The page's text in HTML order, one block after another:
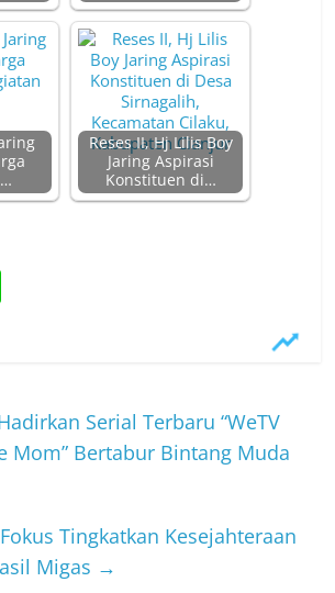
Reses II, Hj Lilis Boy
Jaring Aspirasi
Konstituen di…
Serial Terbaru “WeTV
Mom” Bertabur Bintang Muda
Tingkatkan Kesejahteraan
Migas →